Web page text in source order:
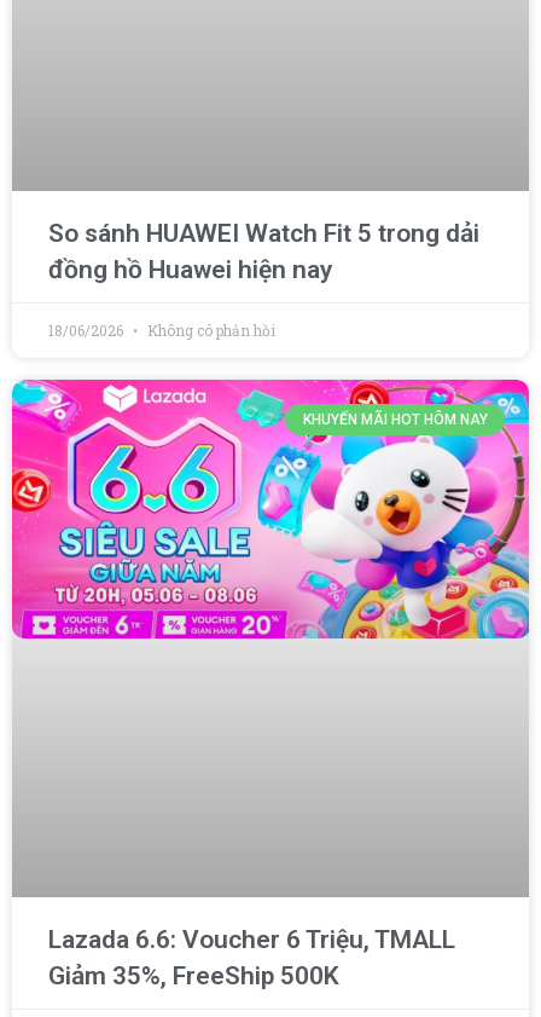
So sánh HUAWEI Watch Fit 5 trong dải
đồng hồ Huawei hiện nay
18/06/2026 Không có phản hồi
KHUYẾN MÃI HOT HÔM NAY
Lazada 6.6: Voucher 6 Triệu, TMALL
Giảm 35%, FreeShip 500K